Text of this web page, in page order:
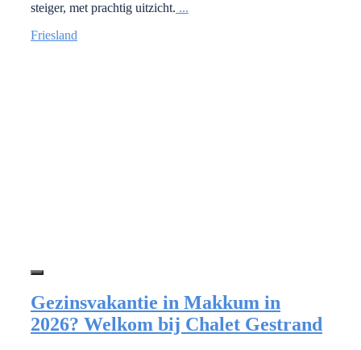
steiger, met prachtig uitzicht. ...
Friesland
Gezinsvakantie in Makkum in
2026? Welkom bij Chalet Gestrand